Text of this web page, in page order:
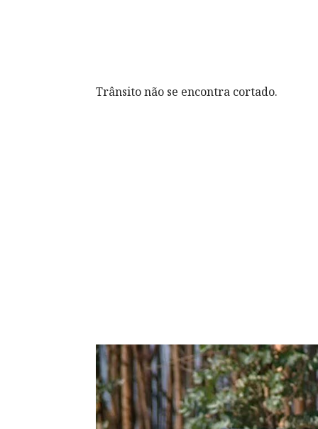
Trânsito não se encontra cortado.